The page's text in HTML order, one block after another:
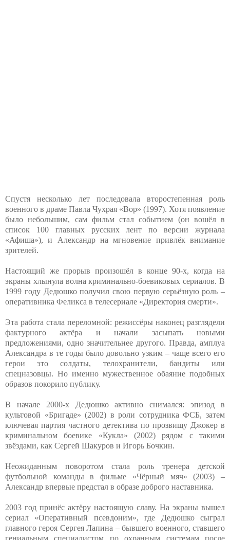
Спустя несколько лет последовала второстепенная роль
военного в драме Павла Чухрая «Вор» (1997). Хотя появление
было небольшим, сам фильм стал событием (он вошёл в
список 100 главных русских лент по версии журнала
«Афиша»), и Александр на мгновение привлёк внимание
зрителей.
Настоящий же прорыв произошёл в конце 90-х, когда на
экраны хлынула волна криминально-боевиковых сериалов. В
1999 году Дедюшко получил свою первую серьёзную роль –
оперативника Феликса в телесериале «Директория смерти».
Эта работа стала переломной: режиссёры наконец разглядели
фактурного актёра и начали засыпать новыми
предложениями, одно значительнее другого. Правда, амплуа
Александра в те годы было довольно узким – чаще всего его
герои это солдаты, телохранители, бандиты или
спецназовцы. Но именно мужественное обаяние подобных
образов покорило публику.
В начале 2000-х Дедюшко активно снимался: эпизод в
культовой «Бригаде» (2002) в роли сотрудника ФСБ, затем
ключевая партия частного детектива по прозвищу Джокер в
криминальном боевике «Кукла» (2002) рядом с такими
звёздами, как Сергей Шакуров и Игорь Бочкин.
Неожиданным поворотом стала роль тренера детской
футбольной команды в фильме «Чёрный мяч» (2003) –
Александр впервые предстал в образе доброго наставника.
2003 год принёс актёру настоящую славу. На экраны вышел
сериал «Оперативный псевдоним», где Дедюшко сыграл
главного героя Сергея Лапина – бывшего военного, ставшего
гениальным специалистом по охранным системам после